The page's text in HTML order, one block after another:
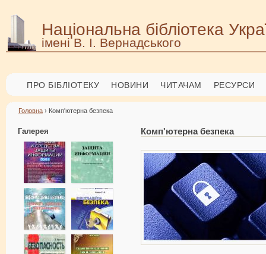
Національна бібліотека
імені В. І. Вернадського
ПРО БІБЛІОТЕКУ НОВИНИ ЧИТАЧАМ РЕСУРСИ
Головна › Комп'ютерна безпека
Галерея Комп'ютерна безпека